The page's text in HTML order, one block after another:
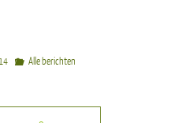
Alle berichten